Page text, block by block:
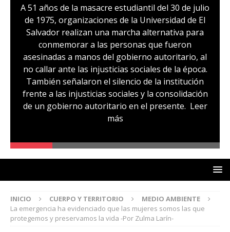
A 51 años de la masacre estudiantil del 30 de julio
de 1975, organizaciones de la Universidad de El
Salvador realizan una marcha alternativa para
conmemorar a las personas que fueron
asesinadas a manos del gobierno autoritario, al
no callar ante las injusticias sociales de la época.
También señalaron el silencio de la institución
frente a las injusticias sociales y la consolidación
de un gobierno autoritario en el presente. Leer
más
INICIO CUERPO Y TERRITORIO
MEDIO AMBIENTE
La emergencia ha evidenciado que las mujeres somos las que
protegemos y preservamos la vida -Por Zulma Larín-